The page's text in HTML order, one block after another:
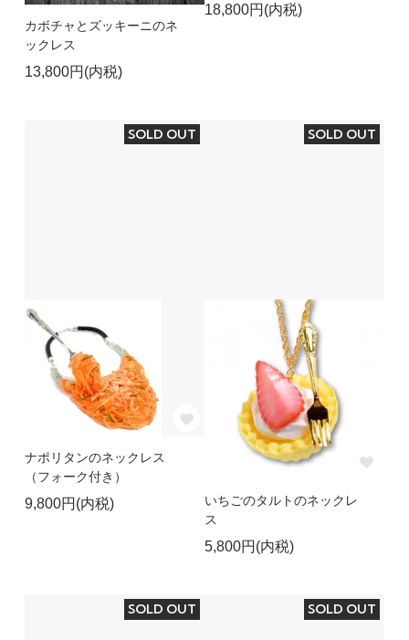
カボチャとズッキーニのネ
ックレス
13,800円(内税)
18,800円(内税)
SOLD OUT
ナポリタンのネックレス
（フォーク付き）
9,800円(内税)
SOLD OUT
いちごのタルトのネックレ
ス
5,800円(内税)
SOLD OUT SOLD OUT